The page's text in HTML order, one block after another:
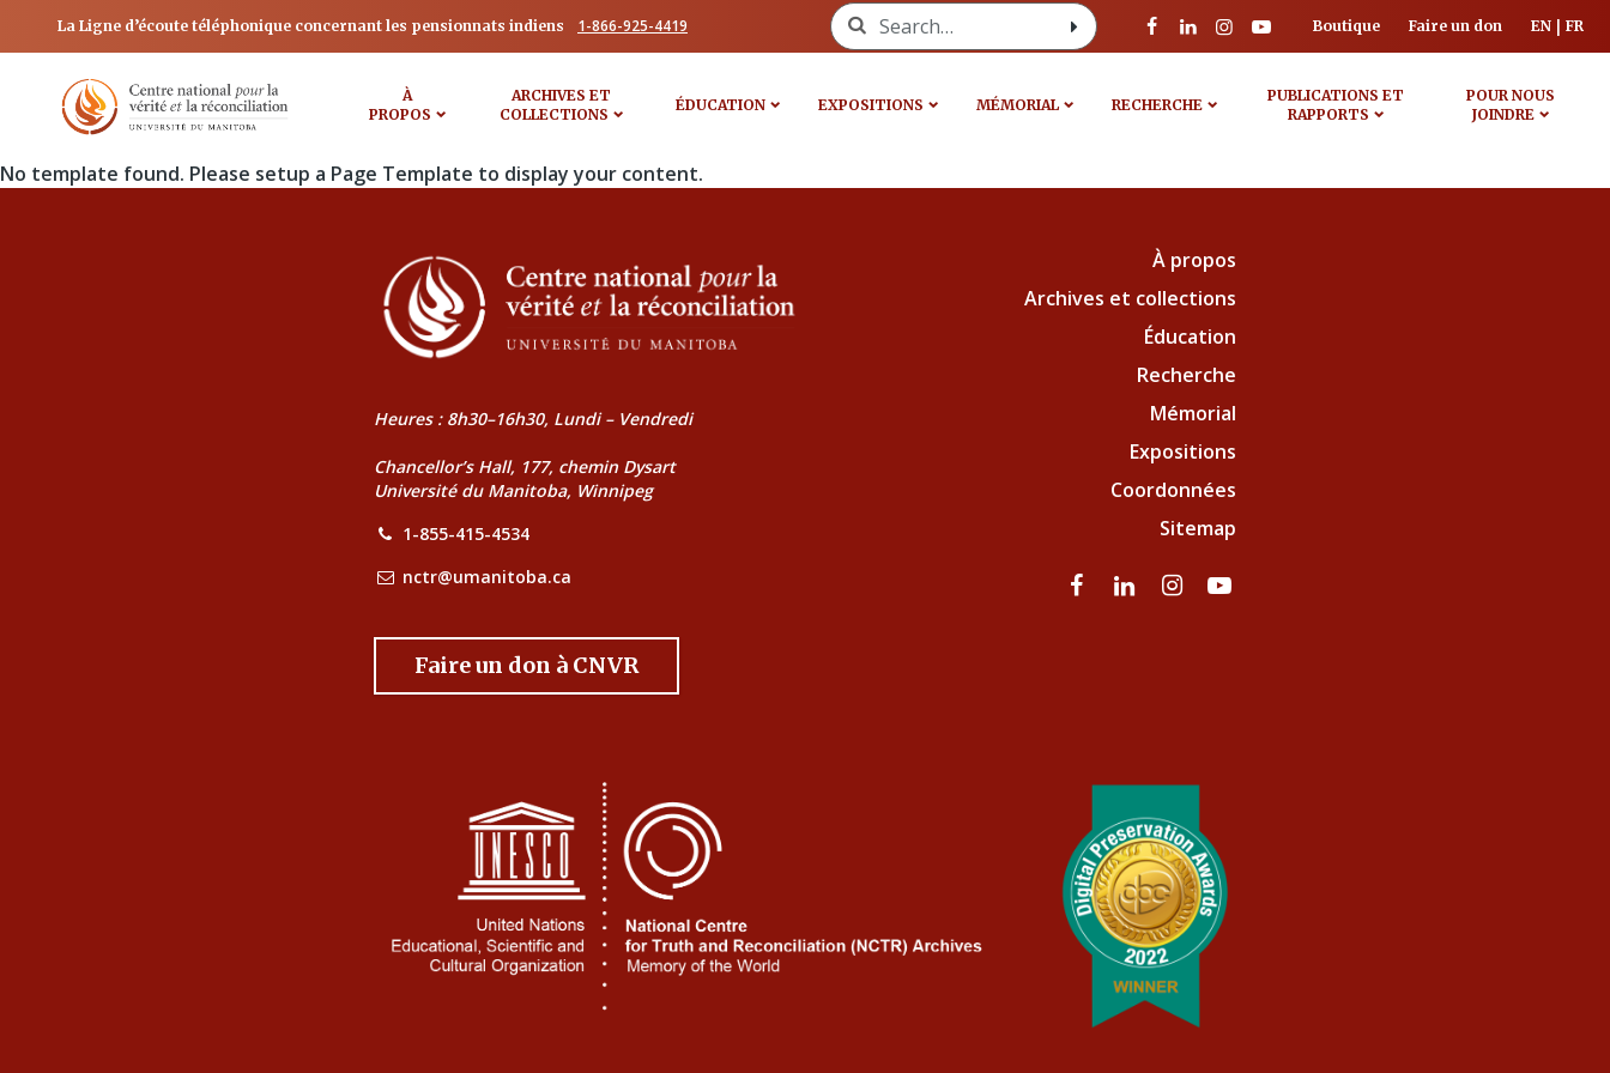
La Ligne d’écoute téléphonique concernant les pensionnats indiens 1-866-925-4419 Search for: Boutique Faire un don EN FR
À
PROPOS
ARCHIVES ET
COLLECTIONS
ÉDUCATION EXPOSITIONS MÉMORIAL RECHERCHE
PUBLICATIONS ET
RAPPORTS
POUR NOUS
JOINDRE
No template found. Please setup a Page Template to display your content.
Heures : 8h30–16h30, Lundi – Vendredi
Chancellor’s Hall, 177, chemin Dysart
Université du Manitoba, Winnipeg
1-855-415-4534
nctr@umanitoba.ca
Faire un don à CNVR
À propos
Archives et collections
Éducation
Recherche
Mémorial
Expositions
Coordonnées
Sitemap